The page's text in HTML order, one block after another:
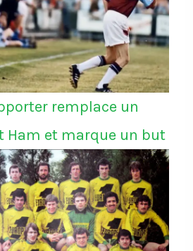
remplace un
Ham et marque un but